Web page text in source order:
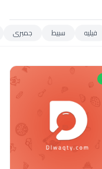
فيليه سبيط جمبرى